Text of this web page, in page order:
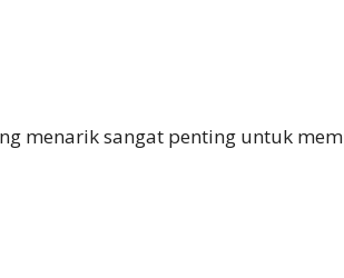
menarik sangat penting untuk